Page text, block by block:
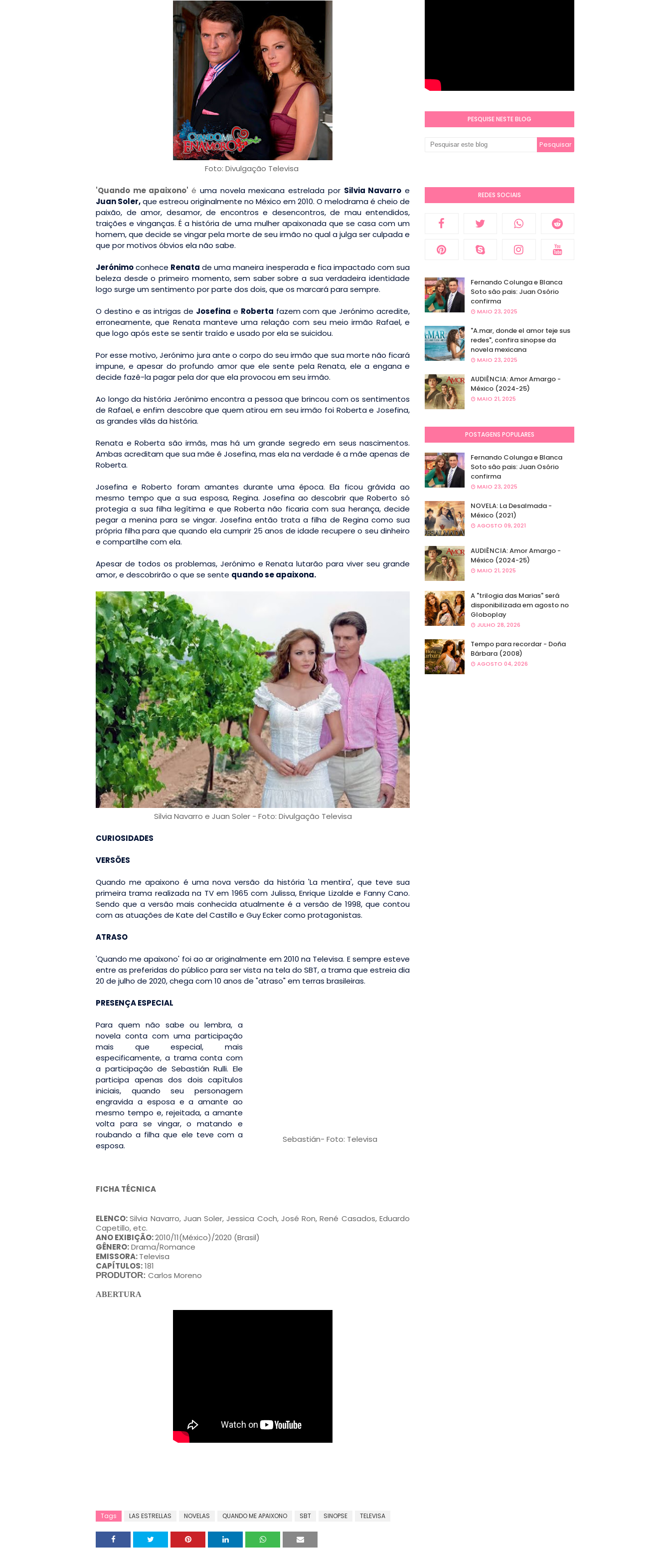
Foto: Divulgação Televisa
'Quando me apaixono'é uma novela mexicana estrelada por Silvia Navarro e
Juan Soler,que estreou originalmente no México em 2010. O melodrama é cheio de
paixão, de amor, desamor, de encontros e desencontros, de mau entendidos,
traições e vinganças. É a história de uma mulher apaixonada que se casa com um
homem, que decide se vingar pela morte de seu irmão no qual a julga ser culpada e
que por motivos óbvios ela não sabe.
Jerónimoconhece Renata de uma maneira inesperada e fica impactado com sua
beleza desde o primeiro momento, sem saber sobre a sua verdadeira identidade
logo surge um sentimento por parte dos dois, que os marcará para sempre.
O destino e as intrigas de Josefina e Roberta fazem com que Jerónimo acredite,
erroneamente, que Renata manteve uma relação com seu meio irmão Rafael, e
que logo após este se sentir traído e usado por ela se suicidou.
Por esse motivo, Jerónimo jura ante o corpo do seu irmão que sua morte não ficará
impune, e apesar do profundo amor que ele sente pela Renata, ele a engana e
decide fazê-la pagar pela dor que ela provocou em seu irmão.
Ao longo da história Jerónimo encontra a pessoa que brincou com os sentimentos
de Rafael, e enfim descobre que quem atirou em seu irmão foi Roberta e Josefina,
as grandes vilãs da história.
Renata e Roberta são irmãs, mas há um grande segredo em seus nascimentos.
Ambas acreditam que sua mãe é Josefina, mas ela na verdade é a mãe apenas de
Roberta.
Josefina e Roberto foram amantes durante uma época. Ela ficou grávida ao
mesmo tempo que a sua esposa, Regina. Josefina ao descobrir que Roberto só
protegia a sua filha legítima e que Roberta não ficaria com sua herança, decide
pegar a menina para se vingar. Josefina então trata a filha de Regina como sua
própria filha para que quando ela cumprir 25 anos de idade recupere o seu dinheiro
e compartilhe com ela.
Apesar de todos os problemas, Jerónimo e Renata lutarão para viver seu grande
amor, e descobrirão o que se sente quando se apaixona.
Silvia Navarro e Juan Soler - Foto: Divulgação Televisa
CURIOSIDADES
VERSÕES
Quando me apaixono é uma nova versão da história 'La mentira', que teve sua
primeira trama realizada na TV em 1965 com Julissa, Enrique Lizalde e Fanny Cano.
Sendo que a versão mais conhecida atualmente é a versão de 1998, que contou
com as atuações de Kate del Castillo e Guy Ecker como protagonistas.
ATRASO
'Quando me apaixono' foi ao ar originalmente em 2010 na Televisa. E sempre esteve
entre as preferidas do público para ser vista na tela do SBT, a trama que estreia dia
20 de julho de 2020, chega com 10 anos de "atraso" em terras brasileiras.
PRESENÇA ESPECIAL
Sebastián- Foto: Televisa
Para quem não sabe ou lembra, a
novela conta com uma participação
mais que especial, mais
especificamente, a trama conta com
a participação de Sebastián Rulli. Ele
participa apenas dos dois capítulos
iniciais, quando seu personagem
engravida a esposa e a amante ao
mesmo tempo e, rejeitada, a amante
volta para se vingar, o matando e
roubando a filha que ele teve com a
esposa.
FICHA TÉCNICA
ELENCO:Silvia Navarro, Juan Soler, Jessica Coch, José Ron, René Casados, Eduardo
Capetillo, etc.
ANO EXIBIÇÃO:2010/11(México)/2020 (Brasil)
GÊNERO:Drama/Romance
EMISSORA:Televisa
CAPÍTULOS:181
PRODUTOR: Carlos Moreno
ABERTURA
Tags LAS ESTRELLAS NOVELAS QUANDO ME APAIXONO SBT SINOPSE TELEVISA
PESQUISE NESTE BLOG
REDES SOCIAIS
Fernando Colunga e Blanca
Soto são pais: Juan Osório
confirma
MAIO 23, 2025
"A.mar, donde el amor teje sus
redes", confira sinopse da
novela mexicana
MAIO 23, 2025
AUDIÊNCIA: Amor Amargo -
México (2024-25)
MAIO 21, 2025
POSTAGENS POPULARES
Fernando Colunga e Blanca
Soto são pais: Juan Osório
confirma
MAIO 23, 2025
NOVELA: La Desalmada -
México (2021)
AGOSTO 09, 2021
AUDIÊNCIA: Amor Amargo -
México (2024-25)
MAIO 21, 2025
A "trilogia das Marias" será
disponibilizada em agosto no
Globoplay
JULHO 28, 2026
Tempo para recordar - Doña
Bárbara (2008)
AGOSTO 04, 2026